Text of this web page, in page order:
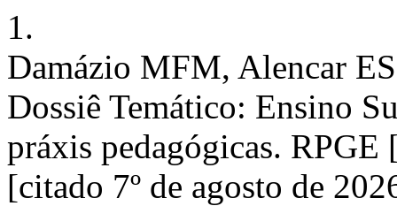
1.
Damázio MFM, Alencar
Dossiê Temático: Ensino
práxis pedagógicas.
[citado 7º de agosto de